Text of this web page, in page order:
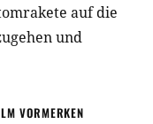
auf die
und
VORMERKEN